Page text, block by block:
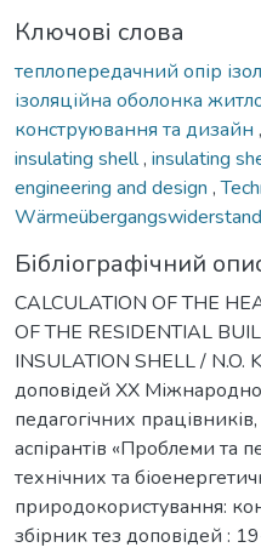
Ключові слова
теплопередачний опір
ізоляційна оболонка
конструювання та дизайн ,
insulating shell, insulating
engineering and design ,
Бібліографічний
CALCULATION OF THE
OF THE RESIDENTIAL
INSULATION SHELL / N.O.
доповідей ХX
педагогічних
аспірантів «Проблеми та
технічних та
природокористування:
збірник тез доповідей :